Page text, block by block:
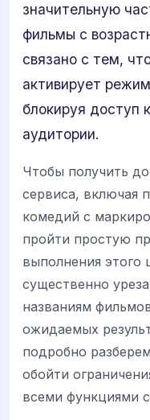
значительную
фильмы с
связано с тем,
активирует
блокируя доступ
аудитории.
Чтобы получить
сервиса, включая
комедий с
пройти простую
выполнения этого
существенно
названиям
ожидаемых
подробно
обойти
всеми функциями